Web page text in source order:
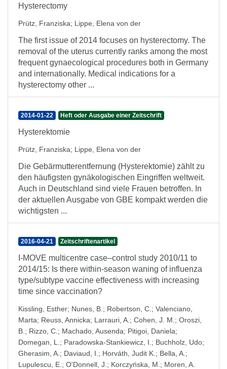
Hysterectomy
Prütz, Franziska; Lippe, Elena von der
The first issue of 2014 focuses on hysterectomy. The
removal of the uterus currently ranks among the most
frequent gynaecological procedures both in Germany
and internationally. Medical indications for a
hysterectomy other ...
2014-01-22 Heft oder Ausgabe einer Zeitschrift
Hysterektomie
Prütz, Franziska; Lippe, Elena von der
Die Gebärmutterentfernung (Hysterektomie) zählt zu
den häufigsten gynäkologischen Eingriffen weltweit.
Auch in Deutschland sind viele Frauen betroffen. In
der aktuellen Ausgabe von GBE kompakt werden die
wichtigsten ...
2016-04-21 Zeitschriftenartikel
I-MOVE multicentre case–control study 2010/11 to
2014/15: Is there within-season waning of influenza
type/subtype vaccine effectiveness with increasing
time since vaccination?
Kissling, Esther; Nunes, B. ; Robertson, C. ; Valenciano,
Marta; Reuss, Annicka; Larrauri, A. ; Cohen, J. M. ; Oroszi,
B. ; Rizzo, C. ; Machado, Ausenda; Pitigoi, Daniela;
Domegan, L. ; Paradowska-Stankiewicz, I. ; Buchholz, Udo;
Gherasim, A. ; Daviaud, I. ; Horváth, Judit K. ; Bella, A. ;
Lupulescu, E. ; O'Donnell, J. ; Korczyńska, M. ; Moren, A.